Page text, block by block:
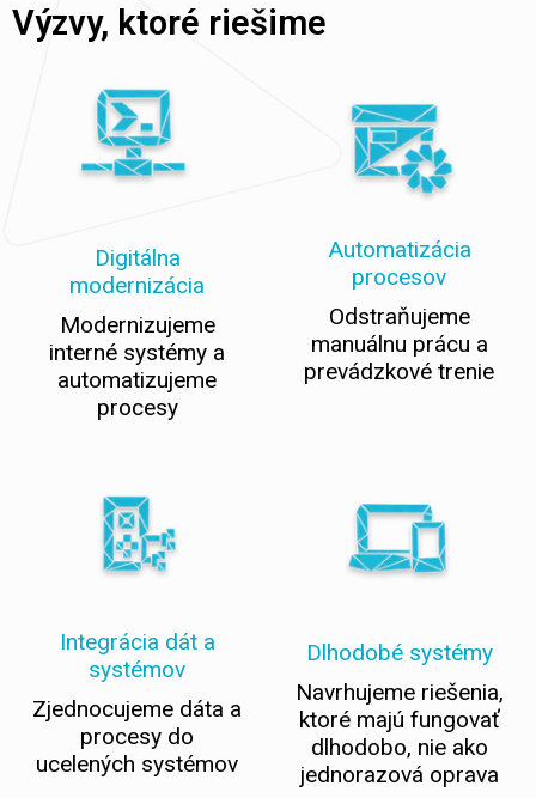
Výzvy, ktoré riešime
Digitálna
modernizácia
Modernizujeme
interné systémy a
automatizujeme
procesy
Automatizácia
procesov
Odstraňujeme
manuálnu prácu a
prevádzkové trenie
Integrácia dát a
systémov
Zjednocujeme dáta a
procesy do
ucelených systémov
Dlhodobé systémy
Navrhujeme riešenia,
ktoré majú fungovať
dlhodobo, nie ako
jednorazová oprava